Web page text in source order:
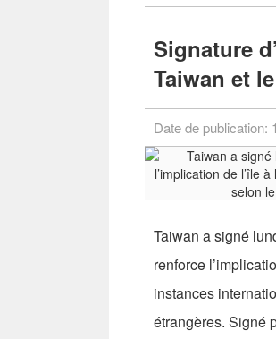
Signature
Taiwan et
Date de publication:
Taiwan a signé
renforce
instances
étrangères. Signé